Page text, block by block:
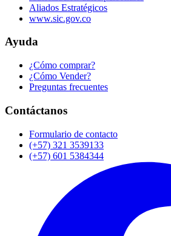
Aliados Estratégicos
www.sic.gov.co
Ayuda
¿Cómo comprar?
¿Cómo Vender?
Preguntas frecuentes
Contáctanos
Formulario de contacto
(+57) 321 3539133
(+57) 601 5384344